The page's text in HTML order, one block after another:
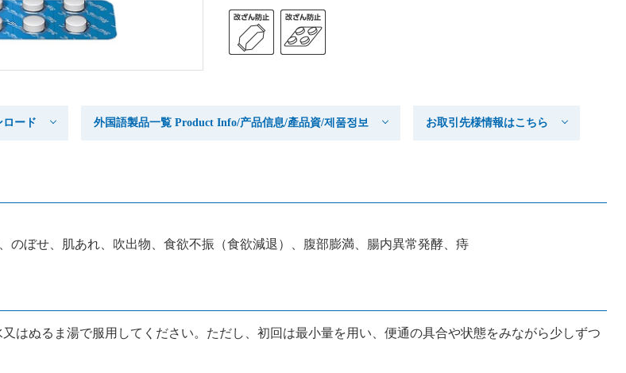
ロード 外国語製品一覧 Product Info/产品信息/產品資/제품정보 お取引先様情報はこちら
のぼせ、肌あれ、吹出物、食欲不振（食欲減退）、腹部膨満、腸内異常発酵、痔
はぬるま湯で服用してください。ただし、初回は最小量を用い、便通の具合や状態をみながら少しずつ